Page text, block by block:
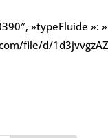
»typeFluide »:
file/d/